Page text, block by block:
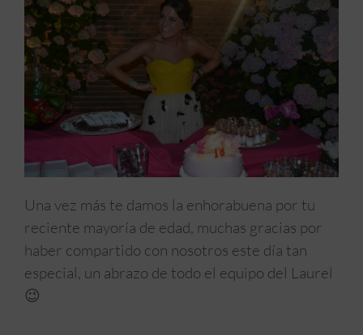
Una vez más te damos la enhorabuena por tu
reciente mayoría de edad, muchas gracias por
haber compartido con nosotros este día tan
especial, un abrazo de todo el equipo del Laurel
😉